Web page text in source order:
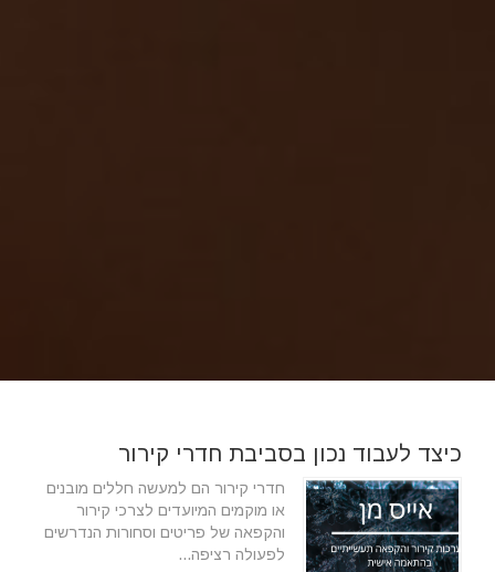
כיצד לעבוד נכון בסביבת חדרי קירור
חדרי קירור הם למעשה חללים מובנים
או מוקמים המיועדים לצרכי קירור
והקפאה של פריטים וסחורות הנדרשים
לפעולה רציפה...